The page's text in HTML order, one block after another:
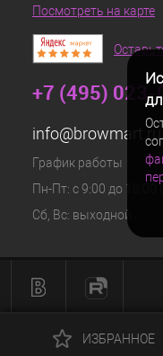
Посмотреть на карте
+7 (495)
info@browmart.ru
График работы
Пн-Пт: с 9:00 до 18:00
Сб, Вс: выходной
ИЗБРАННОЕ